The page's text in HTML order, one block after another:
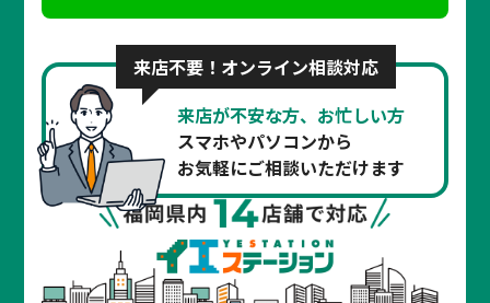
来店不要！オンライン相談対応
来店が不安な方、お忙しい方
スマホやパソコンから
お気軽にご相談いただけます